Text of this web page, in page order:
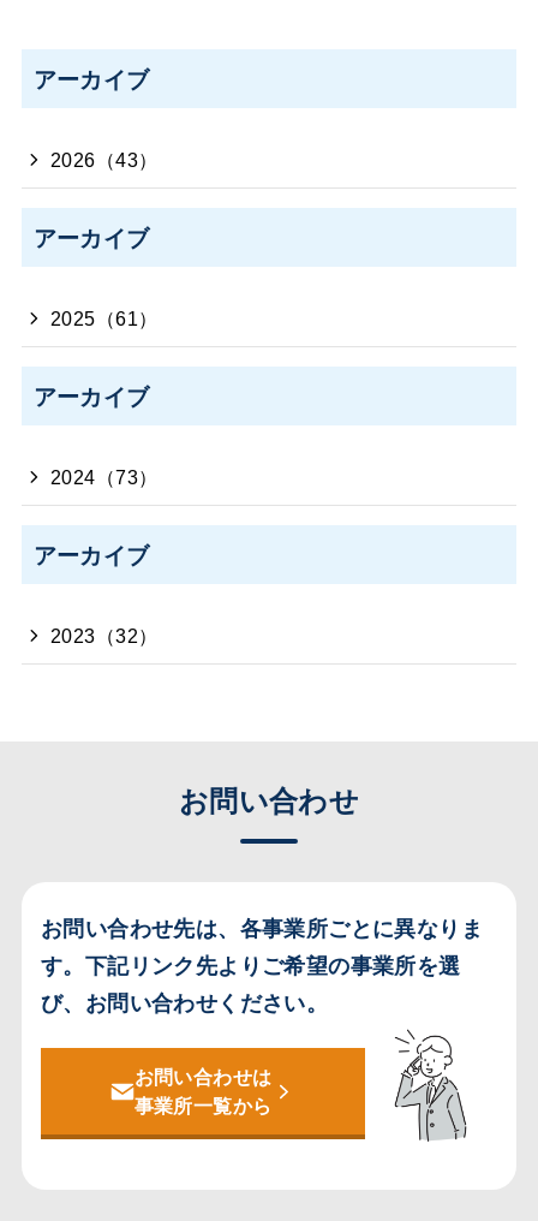
アーカイブ
2026（43）
アーカイブ
2025（61）
アーカイブ
2024（73）
アーカイブ
2023（32）
お問い合わせ
お問い合わせ先は、各事業所ごとに異なりま
す。 下記リンク先よりご希望の事業所を選
び、お問い合わせください。
お問い合わせは
事業所一覧から